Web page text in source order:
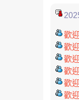
歡迎
歡迎
歡迎
歡迎
歡迎
歡迎